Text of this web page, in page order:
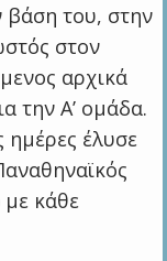
βάση του, στην
στον
αρχικά
την Α’ ομάδα.
ημέρες έλυσε
κάθε